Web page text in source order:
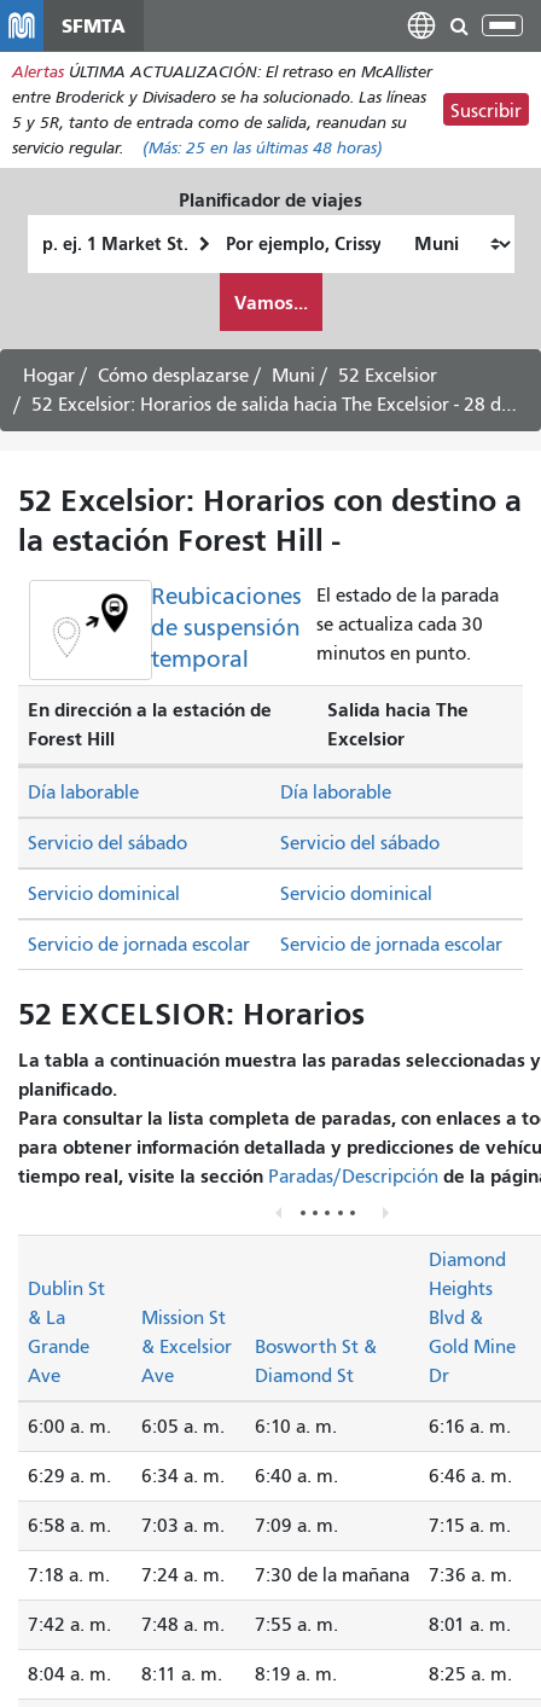
contenido
principal
SFMTA
Alertas ÚLTIMA ACTUALIZACIÓN: El retraso en McAllister
entre Broderick y Divisadero se ha solucionado. Las líneas
5 y 5R, tanto de entrada como de salida, reanudan su
servicio regular.
(Más: 25 en las últimas 48 horas)
Suscribir
Planificador de viajes
de
quiero
viajar
Vamos...
Hogar Cómo desplazarse Muni
52 Excelsior
52 Excelsior: Horarios de salida hacia The Excelsior - 28 de agosto de 2026
52 Excelsior: Horarios con destino a
la estación Forest Hill -
Reubicaciones
de suspensión
temporal
El estado de la parada
se actualiza cada 30
minutos en punto.
En dirección a la estación de
Forest Hill
Salida hacia The
Excelsior
Servicio del sábado Servicio del sábado
Servicio dominical Servicio dominical
Día laborable Día laborable
Servicio de jornada escolar Servicio de jornada escolar
52 EXCELSIOR: Horarios
La tabla a continuación muestra las paradas seleccionadas
planificado.
Para consultar la lista completa de paradas, con enlaces a
para obtener información detallada y predicciones de
tiempo real, visite la sección Paradas/Descripción de la
Dublin St
& La
Grande
Ave
Mission St
& Excelsior
Ave
Bosworth St &
Diamond St
Diamond
Heights
Blvd &
Gold Mine
Dr
6:00 a. m. 6:05 a. m. 6:10 a. m. 6:16 a. m.
6:29 a. m. 6:34 a. m. 6:40 a. m. 6:46 a. m.
6:58 a. m. 7:03 a. m. 7:09 a. m. 7:15 a. m.
7:18 a. m. 7:24 a. m. 7:30 de la mañana 7:36 a. m.
7:42 a. m. 7:48 a. m. 7:55 a. m. 8:01 a. m.
8:04 a. m. 8:11 a. m. 8:19 a. m. 8:25 a. m.